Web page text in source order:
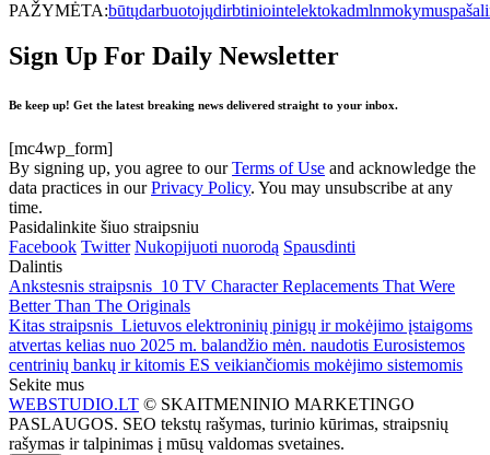
PAŽYMĖTA:būtųdarbuotojųdirbtiniointelektokadmlnmokymus
Sign Up For Daily Newsletter
Be keep up! Get the latest breaking news delivered straight to your inbox.
[mc4wp_form]
By signing up, you agree to ourTerms of Use and acknowledge the
data practices in ourPrivacy Policy. You may unsubscribe at any
time.
Pasidalinkite šiuo straipsniu
Facebook Twitter Nukopijuoti nuorodą Spausdinti
Dalintis
Ankstesnis straipsnis 10 TV Character Replacements That Were
Better Than The Originals
Kitas straipsnis Lietuvos elektroninių pinigų ir mokėjimo įstaigoms
atvertas kelias nuo 2025 m. balandžio mėn. naudotis Eurosistemos
centrinių bankų ir kitomis ES veikiančiomis mokėjimo sistemomis
Sekite mus
WEBSTUDIO.LT © SKAITMENINIO MARKETINGO
PASLAUGOS. SEO tekstų rašymas, turinio kūrimas, straipsnių
rašymas ir talpinimas į mūsų valdomas svetaines.